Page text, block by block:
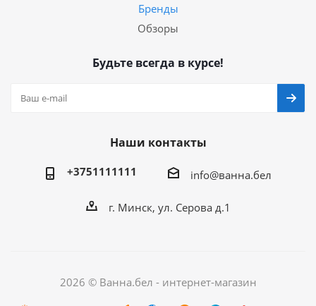
Бренды
Обзоры
Будьте всегда в курсе!
Наши контакты
+3751111111 info@ванна.бел
г. Минск, ул. Серова д.1
2026 © Ванна.бел - интернет-магазин